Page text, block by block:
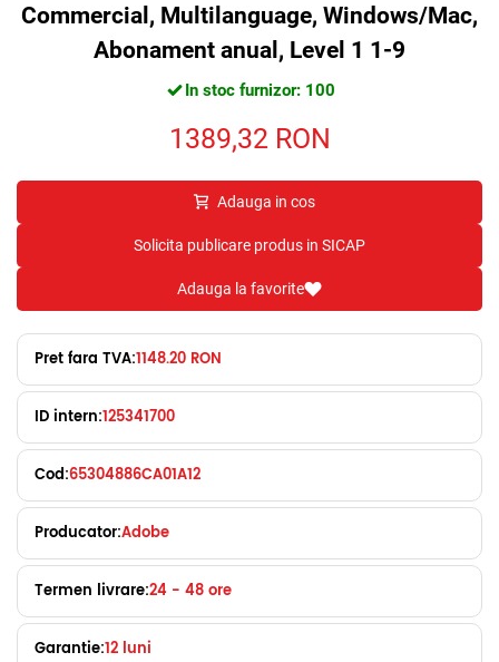
Commercial, Multilanguage, Windows/Mac,
Abonament anual, Level 1 1-9
In stoc furnizor: 100
1389,32 RON
Adauga in cos
Solicita publicare produs in SICAP
Adauga la favorite
Pret fara TVA:1148.20 RON
ID intern:125341700
Cod:65304886CA01A12
Producator:Adobe
Termen livrare:24 - 48 ore
Garantie:12 luni